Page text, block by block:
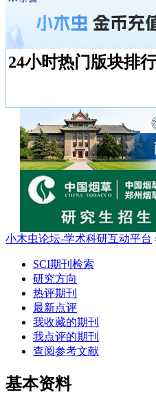
24小时热门版块排
小木虫论坛-学术科研互动平台
SCI期刊检索
研究方向
热评期刊
最新点评
我收藏的期刊
我点评的期刊
查阅参考文献
基本资料